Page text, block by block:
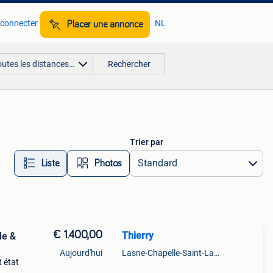
Placer une annonce NL
les distances… Rechercher
Liste Photos
Trier par
&
état
€ 1.400,00
Aujourd'hui
Thierry
Lasne-Chapelle-Saint-Lambert